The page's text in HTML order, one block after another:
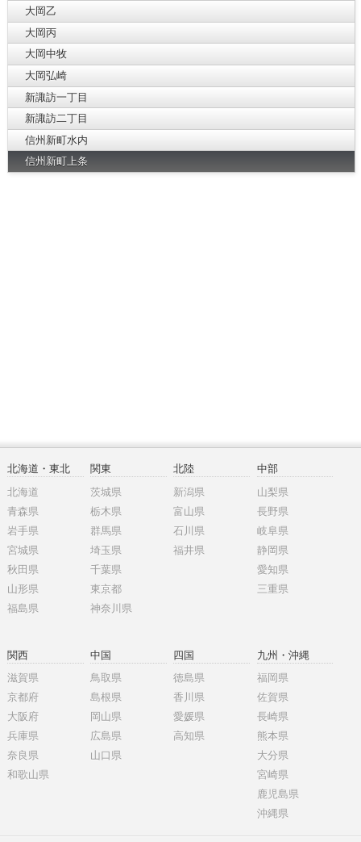
大岡乙
大岡丙
大岡中牧
大岡弘崎
新諏訪一丁目
新諏訪二丁目
信州新町水内
信州新町上条
北海道・東北
北海道
青森県
岩手県
宮城県
秋田県
山形県
福島県
関東
茨城県
栃木県
群馬県
埼玉県
千葉県
東京都
神奈川県
北陸
新潟県
富山県
石川県
福井県
中部
山梨県
長野県
岐阜県
静岡県
愛知県
三重県
関西
滋賀県
京都府
大阪府
兵庫県
奈良県
和歌山県
中国
鳥取県
島根県
岡山県
広島県
山口県
四国
徳島県
香川県
愛媛県
高知県
九州・沖縄
福岡県
佐賀県
長崎県
熊本県
大分県
宮崎県
鹿児島県
沖縄県